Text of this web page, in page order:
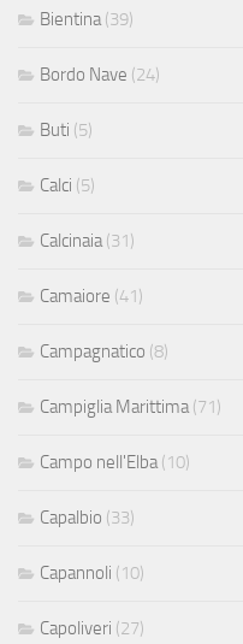
Bientina (39)
Bordo Nave (24)
Buti (5)
Calci (5)
Calcinaia (31)
Camaiore (41)
Campagnatico (8)
Campiglia Marittima (71)
Campo nell'Elba (10)
Capalbio (33)
Capannoli (10)
Capoliveri (27)